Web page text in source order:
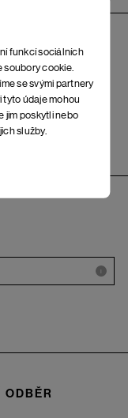
funkcí sociálních
soubory cookie.
se svými partnery
tyto údaje mohou
jim poskytli nebo
služby.
i